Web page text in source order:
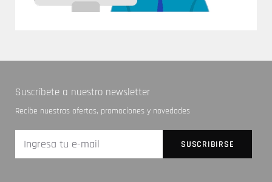
Suscríbete a nuestro newsletter
Recibe nuestras ofertas, promociones y novedades